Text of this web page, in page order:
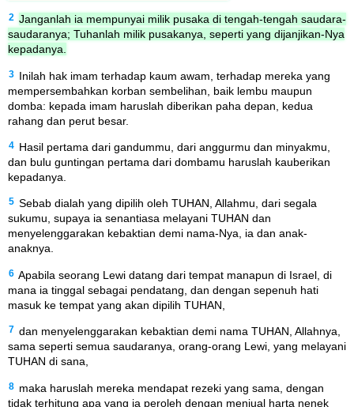
2 Janganlah ia mempunyai milik pusaka di tengah-tengah saudara-
saudaranya; Tuhanlah milik pusakanya, seperti yang dijanjikan-Nya
kepadanya.
3 Inilah hak imam terhadap kaum awam, terhadap mereka yang
mempersembahkan korban sembelihan, baik lembu maupun
domba: kepada imam haruslah diberikan paha depan, kedua
rahang dan perut besar.
4 Hasil pertama dari gandummu, dari anggurmu dan minyakmu,
dan bulu guntingan pertama dari dombamu haruslah kauberikan
kepadanya.
5 Sebab dialah yang dipilih oleh TUHAN, Allahmu, dari segala
sukumu, supaya ia senantiasa melayani TUHAN dan
menyelenggarakan kebaktian demi nama-Nya, ia dan anak-
anaknya.
6 Apabila seorang Lewi datang dari tempat manapun di Israel, di
mana ia tinggal sebagai pendatang, dan dengan sepenuh hati
masuk ke tempat yang akan dipilih TUHAN,
7 dan menyelenggarakan kebaktian demi nama TUHAN, Allahnya,
sama seperti semua saudaranya, orang-orang Lewi, yang melayani
TUHAN di sana,
8 maka haruslah mereka mendapat rezeki yang sama, dengan
tidak terhitung apa yang ia peroleh dengan menjual harta nenek